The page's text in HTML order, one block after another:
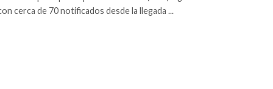
cerca de 70 notificados desde la llegada ...